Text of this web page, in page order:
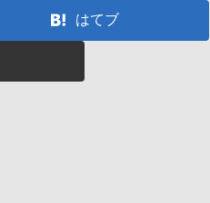
はてブ